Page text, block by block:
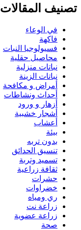
تصنيف المقالات
في الوعاء
فاكهة
فسيولوجيا النبات
محاصيل حقلية
نباتات منزلية
نباتات الزينة
أمراض و مكافحة
أحداث ونشاطات
أزهار و ورود
أشجار خشبية
أعشاب
بيئة
بدون تربه
تنسيق الحدائق
تسميد وتربة
ثقافة زراعية
حشرات
خضراوات
ري ومياه
زراعة نت
زراعة عضوية
صحة